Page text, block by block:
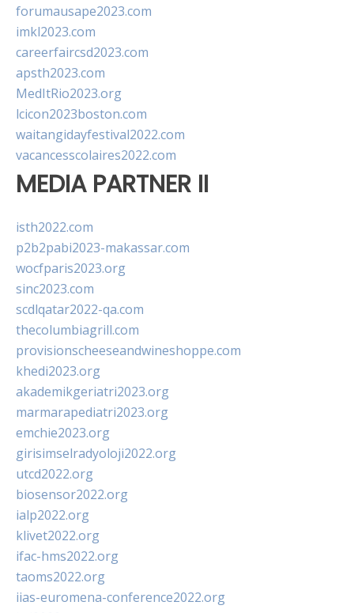
forumausape2023.com
imkl2023.com
careerfaircsd2023.com
apsth2023.com
MedItRio2023.org
lcicon2023boston.com
waitangidayfestival2022.com
vacancesscolaires2022.com
MEDIA PARTNER II
isth2022.com
p2b2pabi2023-makassar.com
wocfparis2023.org
sinc2023.com
scdlqatar2022-qa.com
thecolumbiagrill.com
provisionscheeseandwineshoppe.com
khedi2023.org
akademikgeriatri2023.org
marmarapediatri2023.org
emchie2023.org
girisimselradyoloji2022.org
utcd2022.org
biosensor2022.org
ialp2022.org
klivet2022.org
ifac-hms2022.org
taoms2022.org
iias-euromena-conference2022.org